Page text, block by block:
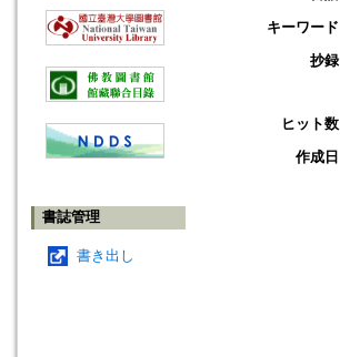
書誌管理
書き出し
キーワード
抄録
ヒット数
作成日